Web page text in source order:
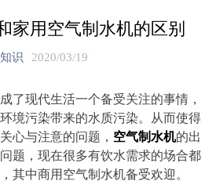
家用空气制水机的区别
识 2020/03/19
了现代生活一个备受关注的事情，
境污染带来的水质污染。从而使得
心与注意的问题， 空气制水机的出
题，现在很多有饮水需求的场合都
其中商用空气制水机备受欢迎。